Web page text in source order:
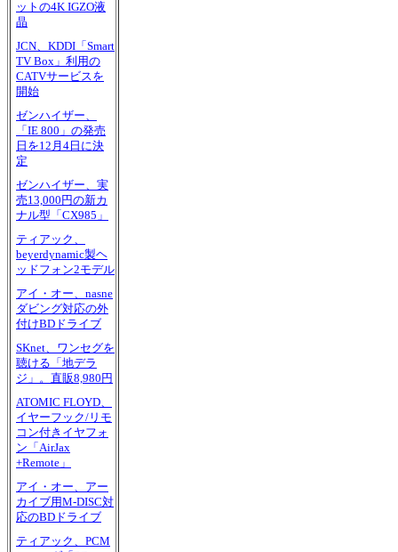
ットの4K IGZO液
晶
JCN、KDDI「Smart
TV Box」利用の
CATVサービスを
開始
ゼンハイザー、
「IE 800」の発売
日を12月4日に決
定
ゼンハイザー、実
売13,000円の新カ
ナル型「CX985」
ティアック、
beyerdynamic製ヘ
ッドフォン2モデル
アイ・オー、nasne
ダビング対応の外
付けBDドライブ
SKnet、ワンセグを
聴ける「地デラ
ジ」。直販8,980円
ATOMIC FLOYD、
イヤーフック/リモ
コン付きイヤフォ
ン「AirJax
+Remote」
アイ・オー、アー
カイブ用M-DISC対
応のBDドライブ
ティアック、PCM